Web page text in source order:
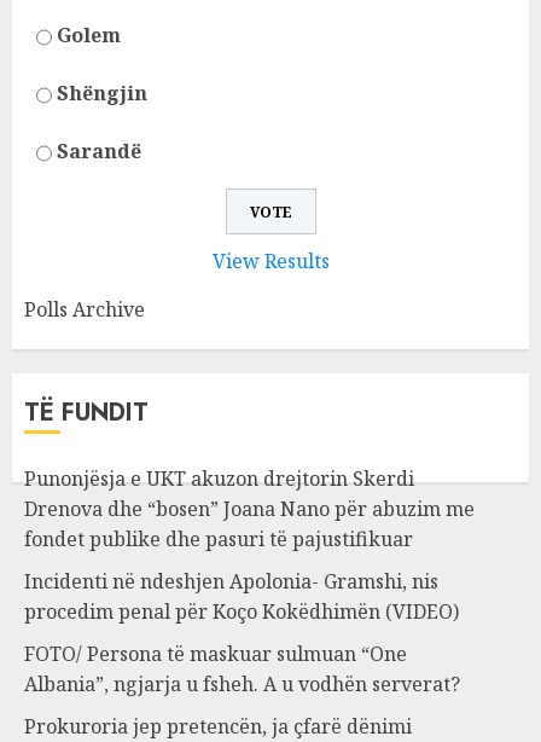
Golem
Shëngjin
Sarandë
View Results
Polls Archive
TË FUNDIT
Punonjësja e UKT akuzon drejtorin Skerdi
Drenova dhe “bosen” Joana Nano për abuzim me
fondet publike dhe pasuri të pajustifikuar
Incidenti në ndeshjen Apolonia- Gramshi, nis
procedim penal për Koço Kokëdhimën (VIDEO)
FOTO/ Persona të maskuar sulmuan “One
Albania”, ngjarja u fsheh. A u vodhën serverat?
Prokuroria jep pretencën, ja çfarë dënimi